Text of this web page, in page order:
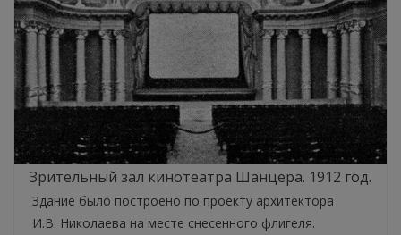
Зрительный зал кинотеатра Шанцера. 1912 год.
Здание было построено по проекту архитектора
И.В. Николаева на месте снесенного флигеля.